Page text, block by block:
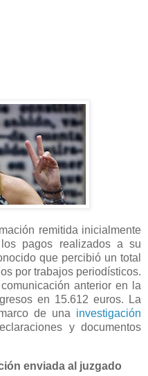
remitida inicialmente
pagos realizados a su
que percibió un total
por trabajos periodísticos.
anterior en la
en 15.612 euros. La
de una investigación
y documentos
enviada al juzgado